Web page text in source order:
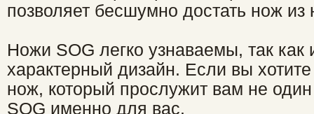
позволяет бесшумно достать нож
Ножи SOG легко узнаваемы, так как
характерный дизайн. Если вы
нож, который прослужит вам не один
SOG именно для вас.